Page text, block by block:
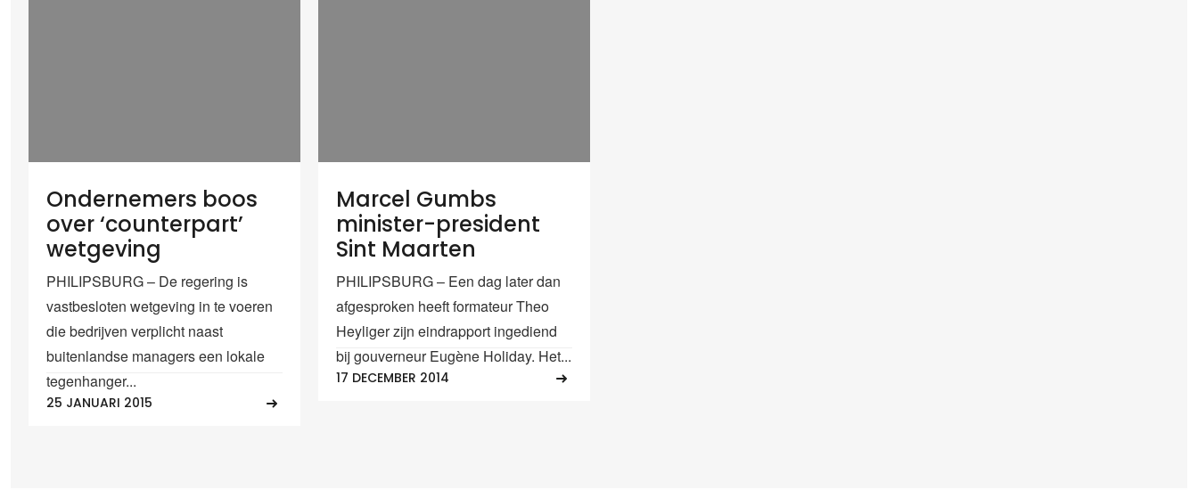
Ondernemers boos
over ‘counterpart’
wetgeving
PHILIPSBURG – De regering is
vastbesloten wetgeving in te voeren
die bedrijven verplicht naast
buitenlandse managers een lokale
tegenhanger...
25 JANUARI 2015
Marcel Gumbs
minister-president
Sint Maarten
PHILIPSBURG – Een dag later dan
afgesproken heeft formateur Theo
Heyliger zijn eindrapport ingediend
bij gouverneur Eugène Holiday. Het...
17 DECEMBER 2014